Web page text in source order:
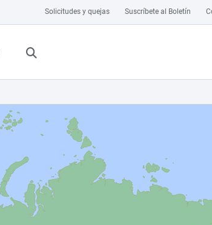
Solicitudes y quejas Suscríbete al Boletín